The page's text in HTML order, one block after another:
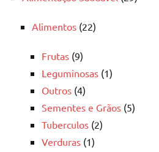
Alimentos (22)
Frutas (9)
Leguminosas (1)
Outros (4)
Sementes e Grãos (5)
Tuberculos (2)
Verduras (1)